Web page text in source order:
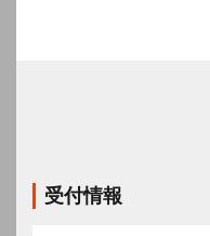
受付情報